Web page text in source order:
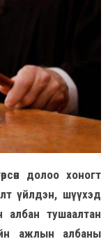
долоо хоногт
үйлдэн, шүүхэд
тушаалтан
ажлын албаны